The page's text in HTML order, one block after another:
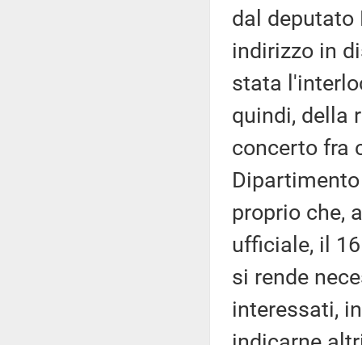
dal deputato
indirizzo in
stata
quindi, della
concerto fra
proprio che,
ufficiale, il
si rende
interessati,